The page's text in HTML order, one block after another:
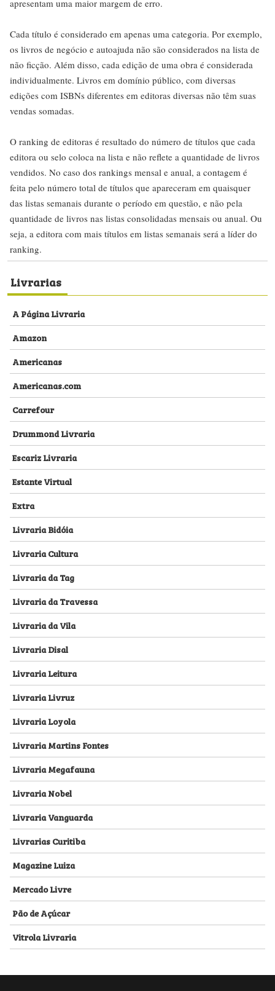
apresentam uma maior margem de erro.
Cada título é considerado em apenas uma categoria. Por exemplo,
os livros de negócio e autoajuda não são considerados na lista de
não ficção. Além disso, cada edição de uma obra é considerada
individualmente. Livros em domínio público, com diversas
edições com ISBNs diferentes em editoras diversas não têm suas
vendas somadas.
O ranking de editoras é resultado do número de títulos que cada
editora ou selo coloca na lista e não reflete a quantidade de livros
vendidos. No caso dos rankings mensal e anual, a contagem é
feita pelo número total de títulos que apareceram em quaisquer
das listas semanais durante o período em questão, e não pela
quantidade de livros nas listas consolidadas mensais ou anual. Ou
seja, a editora com mais títulos em listas semanais será a líder do
ranking.
Livrarias
A Página Livraria
Amazon
Americanas
Americanas.com
Carrefour
Drummond Livraria
Escariz Livraria
Estante Virtual
Extra
Livraria Bidóia
Livraria Cultura
Livraria da Tag
Livraria da Travessa
Livraria da Vila
Livraria Disal
Livraria Leitura
Livraria Livruz
Livraria Loyola
Livraria Martins Fontes
Livraria Megafauna
Livraria Nobel
Livraria Vanguarda
Livrarias Curitiba
Magazine Luiza
Mercado Livre
Pão de Açúcar
Vitrola Livraria